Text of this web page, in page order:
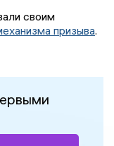
своим
призыва.